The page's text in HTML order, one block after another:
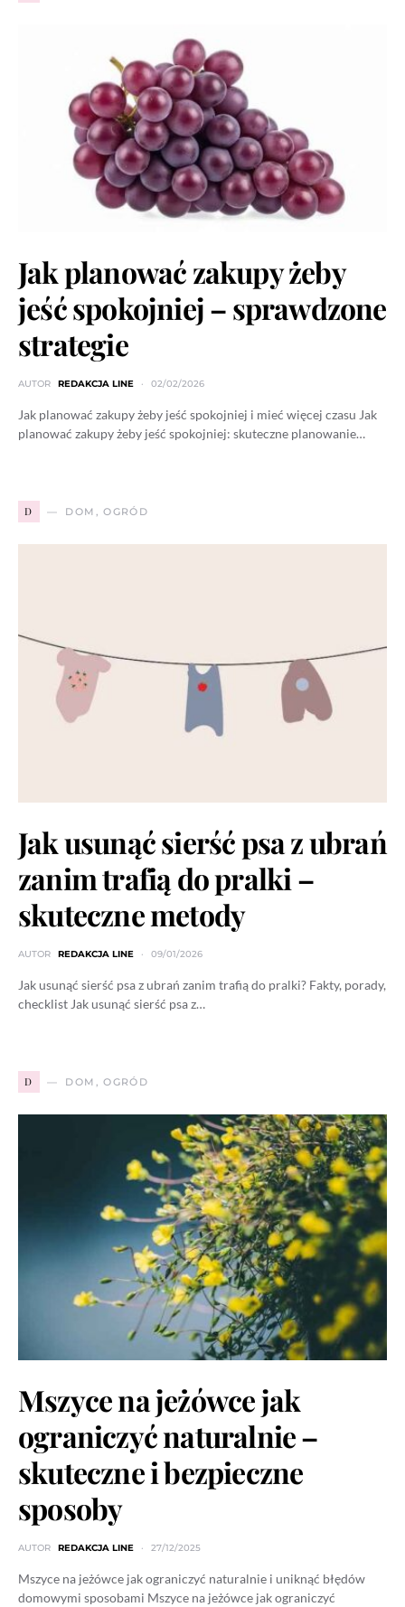
Jak planować zakupy żeby
jeść spokojniej – sprawdzone
strategie
AUTOR REDAKCJA LINE 02/02/2026
Jak planować zakupy żeby jeść spokojniej i mieć więcej czasu Jak
planować zakupy żeby jeść spokojniej: skuteczne planowanie…
D DOM, OGRÓD
Jak usunąć sierść psa z ubrań
zanim trafią do pralki –
skuteczne metody
AUTOR REDAKCJA LINE 09/01/2026
Jak usunąć sierść psa z ubrań zanim trafią do pralki? Fakty, porady,
checklist Jak usunąć sierść psa z…
D DOM, OGRÓD
Mszyce na jeżówce jak
ograniczyć naturalnie –
skuteczne i bezpieczne
sposoby
AUTOR REDAKCJA LINE 27/12/2025
Mszyce na jeżówce jak ograniczyć naturalnie i uniknąć błędów
domowymi sposobami Mszyce na jeżówce jak ograniczyć